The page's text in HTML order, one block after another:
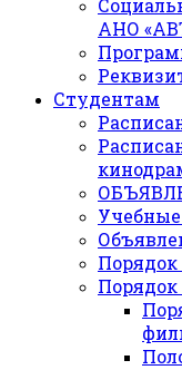
АНО
Студентам
Порядок